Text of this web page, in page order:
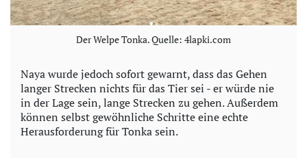
Der Welpe Tonka. Quelle: 4lapki.com
Naya wurde jedoch sofort gewarnt, dass das Gehen
langer Strecken nichts für das Tier sei - er würde nie
in der Lage sein, lange Strecken zu gehen. Außerdem
können selbst gewöhnliche Schritte eine echte
Herausforderung für Tonka sein.